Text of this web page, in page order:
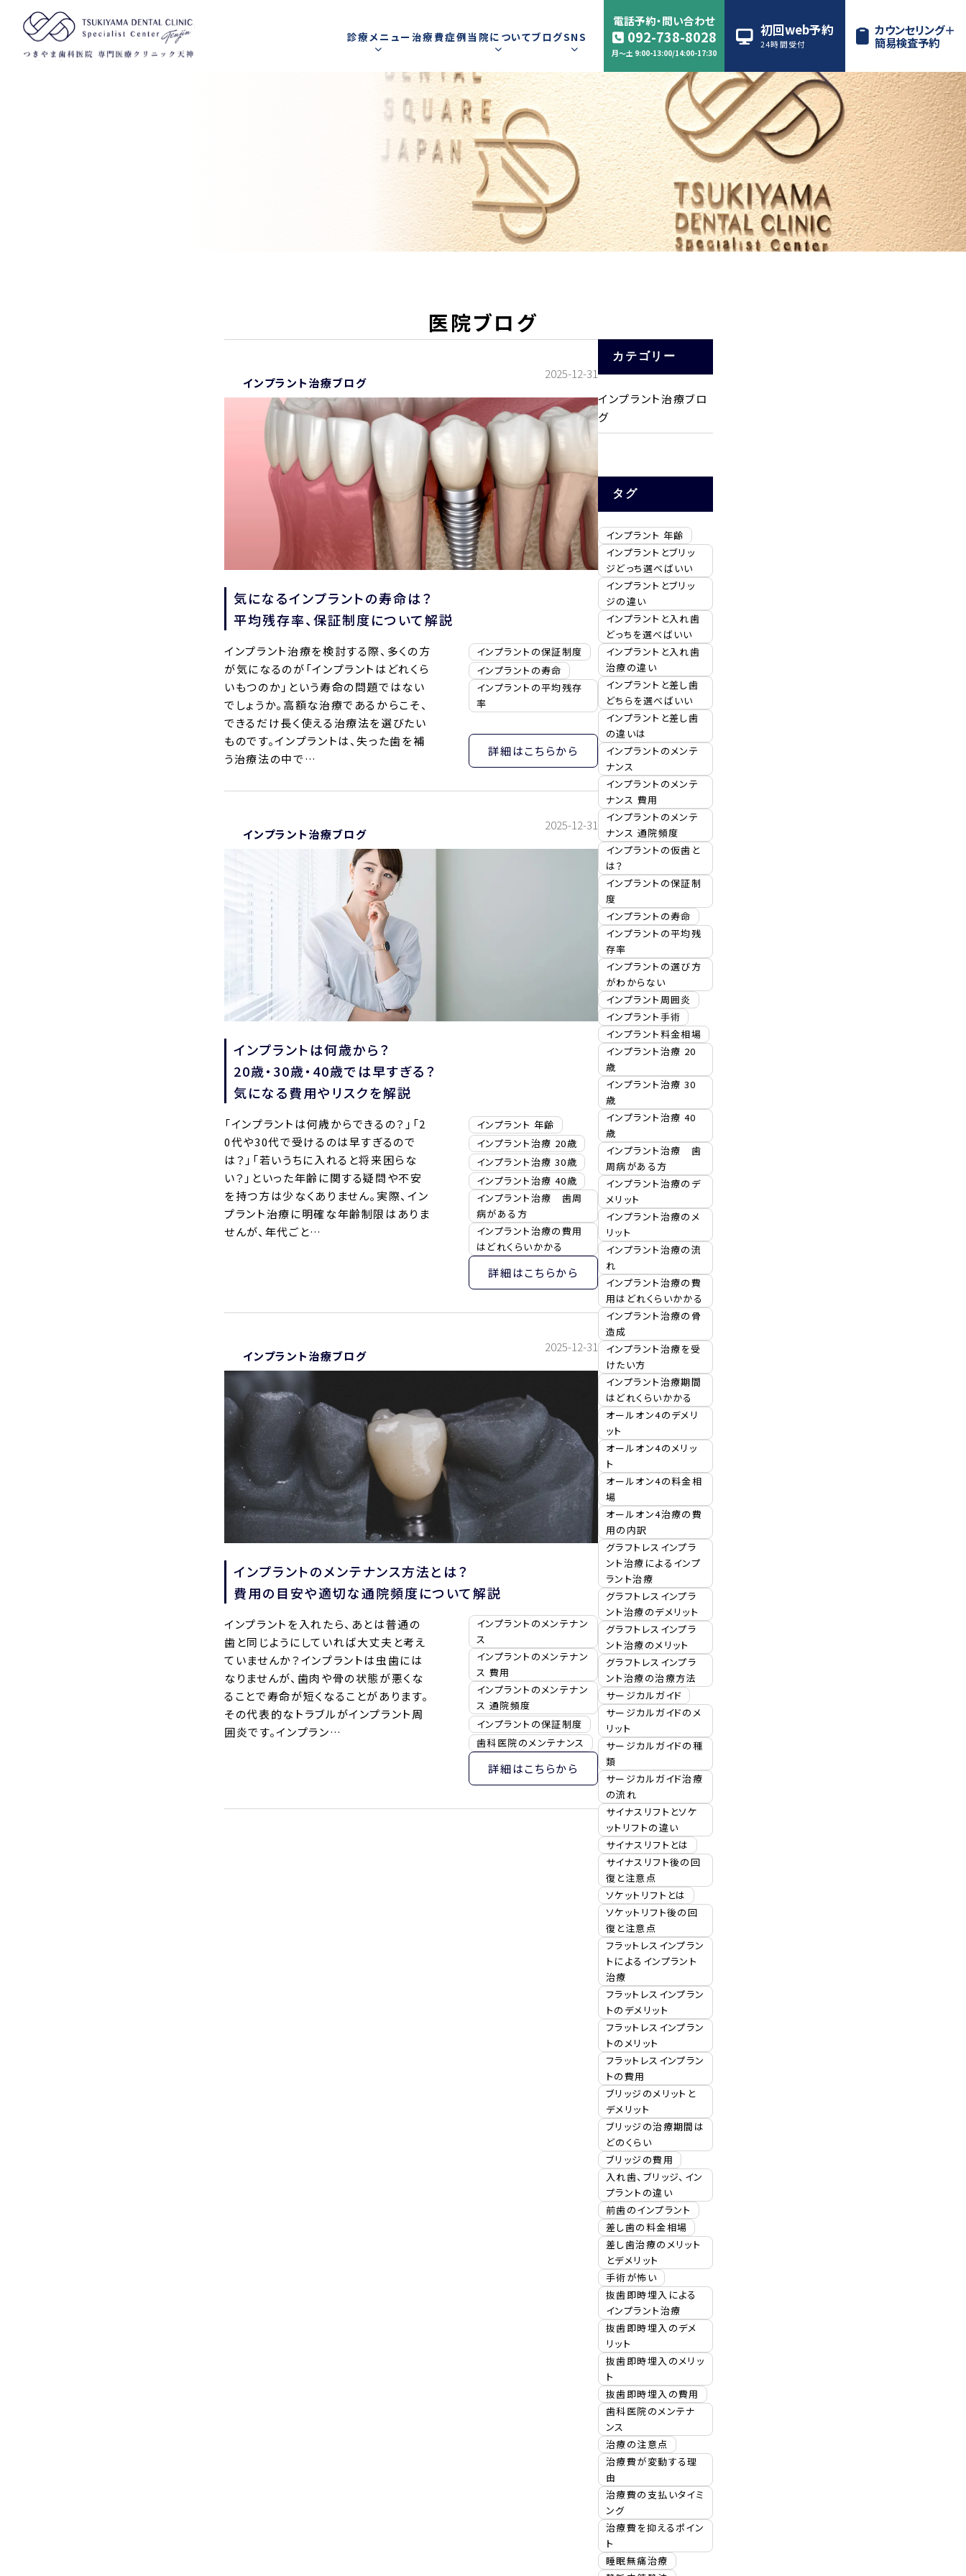
診療メニュー 治療費症例当院についてブログSNS
電話予約・問い合わせ
092-738-8028
月〜土 9:00-13:00/14:00-17:30
初回web予約
24時間受付
カウンセリング＋
簡易検査予約
医院ブログ
インプラント治療ブログ
2025-12-31
気になるインプラントの寿命は？
平均残存率、保証制度について解説
インプラント治療を検討する際、多くの方
が気になるのが「インプラントはどれくら
いもつのか」という寿命の問題ではない
でしょうか。高額な治療であるからこそ、
できるだけ長く使える治療法を選びたい
ものです。インプラントは、失った歯を補
う治療法の中で…
インプラントの保証制度
インプラントの寿命
インプラントの平均残存
率
詳細はこちらから
インプラント治療ブログ
2025-12-31
インプラントは何歳から？
20歳・30歳・40歳では早すぎる？
気になる費用や リスクを解説
「インプラントは何歳からできるの？」「2
0代や30代で受けるのは早すぎるので
は？」「若いうちに入れると将来困らな
い？」といった年齢に関する疑問や不安
を持つ方は少なくありません。実際、イン
プラント治療に明確な年齢制限はありま
せんが、年代ごと…
インプラント 年齢
インプラント治療 20歳
インプラント治療 30歳
インプラント治療 40歳
インプラント治療 歯周
病がある方
インプラント治療の費用
はどれくらいかかる
詳細はこちらから
インプラント治療ブログ
2025-12-31
インプラントのメンテナンス方法とは？
費用の目安や適切な通院頻度について解説
インプラントを入れたら、あとは普通の
歯と同じようにしていれば大丈夫と考え
ていませんか？インプラントは虫歯には
なりませんが、歯肉や骨の状態が悪くな
ることで寿命が短くなることがあります。
その代表的なトラブルがインプラント周
囲炎です。インプラン…
インプラントのメンテナン
ス
インプラントのメンテナン
ス 費用
インプラントのメンテナン
ス 通院頻度
インプラントの保証制度
歯科医院のメンテナンス
詳細はこちらから
カテゴリー
インプラント治療ブロ
グ
タグ
インプラント 年齢
インプラントとブリッ
ジどっち選べばいい
インプラントとブリッ
ジの違い
インプラントと入れ歯
どっちを選べばいい
インプラントと入れ歯
治療の違い
インプラントと差し歯
どちらを選べばいい
インプラントと差し歯
の違いは
インプラントのメンテ
ナンス
インプラントのメンテ
ナンス 費用
インプラントのメンテ
ナンス 通院頻度
インプラントの仮歯と
は？
インプラントの保証制
度
インプラントの寿命
インプラントの平均残
存率
インプラントの選び方
がわからない
インプラント周囲炎
インプラント手術
インプラント料金相場
インプラント治療 20
歳
インプラント治療 30
歳
インプラント治療 40
歳
インプラント治療 歯
周病がある方
インプラント治療のデ
メリット
インプラント治療のメ
リット
インプラント治療の流
れ
インプラント治療の費
用はどれくらいかかる
インプラント治療の骨
造成
インプラント治療を受
けたい方
インプラント治療期間
はどれくらいかかる
オールオン4のデメリ
ット
オールオン4のメリッ
ト
オールオン4の料金相
場
オールオン4治療の費
用の内訳
グラフトレスインプラ
ント治療によるインプ
ラント治療
グラフトレスインプラ
ント治療のデメリット
グラフトレスインプラ
ント治療のメリット
グラフトレスインプラ
ント治療の治療方法
サージカルガイド
サージカルガイドのメ
リット
サージカルガイドの種
類
サージカルガイド治療
の流れ
サイナスリフトとソケ
ットリフトの違い
サイナスリフトとは
サイナスリフト後の回
復と注意点
ソケットリフトとは
ソケットリフト後の回
復と注意点
フラットレスインプラン
トによるインプラント
治療
フラットレスインプラン
トのデメリット
フラットレスインプラン
トのメリット
フラットレスインプラン
トの費用
ブリッジのメリットと
デメリット
ブリッジの治療期間は
どのくらい
ブリッジの費用
入れ歯、ブリッジ、イン
プラントの違い
前歯のインプラント
差し歯の料金相場
差し歯治療のメリット
とデメリット
手術が怖い
抜歯即時埋入による
インプラント治療
抜歯即時埋入のデメ
リット
抜歯即時埋入のメリッ
ト
抜歯即時埋入の費用
歯科医院のメンテナ
ンス
治療の注意点
治療費が変動する理
由
治療費の支払いタイミ
ング
治療費を抑えるポイン
ト
睡眠無痛治療